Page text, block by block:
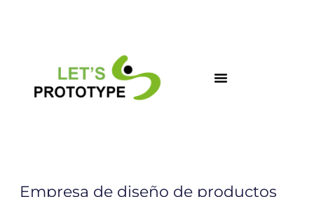
Empresa de diseño de productos